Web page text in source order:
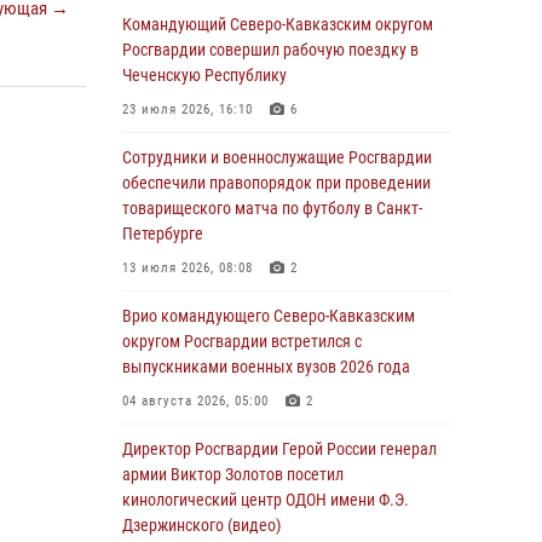
→
06 августа 2026, 13:24
Росгвардейцы задержали мужчину,
открывшего стрельбу в Подмосковье (видео)
Росгвардейцы провели выставку вооружения
для участников сбора «Гвардеец» в Пензе
(видео)
06 августа 2026, 12:00
В Курске росгвардейцы приняли участие в
митинге, посвященном второй годовщине
вторжения ВСУ на территорию области
06 августа 2026, 11:56 4
В Санкт-Петербурге наряд Росгвардии
задержал правонарушителя, угрожавшего
подростку травматическим пистолетом
06 августа 2026, 11:33
Командующий Северо-Кавказским округом
Росгвардии совершил рабочую поездку в
Чеченскую Республику
23 июля 2026, 16:10 6
Сотрудники и военнослужащие Росгвардии
обеспечили правопорядок при проведении
товарищеского матча по футболу в Санкт-
Петербурге
13 июля 2026, 08:08 2
Врио командующего Северо-Кавказским
округом Росгвардии встретился с
выпускниками военных вузов 2026 года
04 августа 2026, 05:00 2
Директор Росгвардии Герой России генерал
армии Виктор Золотов посетил
кинологический центр ОДОН имени Ф.Э.
Дзержинского (видео)